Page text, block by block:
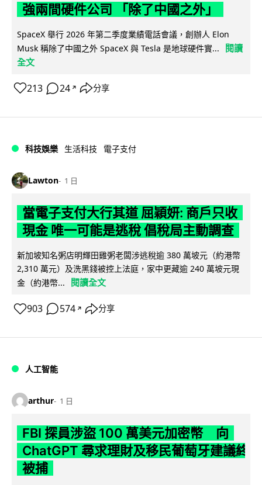
強兩間硬件公司 「除了中國之外」
SpaceX 舉行 2026 年第二季度業績電話會議，創辦人 Elon
Musk 稱除了中國之外 SpaceX 與 Tesla 是地球硬件實...
閱讀
全文
213 24 ↗ 分享
科技娛樂 生活科技 電子支付
Lawton 1 日
當電子支付大行其道 屈穎妍: 商戶只收
現金 唯一可能是逃稅 倡稅局主動調查
新加坡知名粥店明輝田雞粥老闆涉逃稅逾 380 萬坡元（約港幣
2,310 萬元）及洗黑錢被控上法庭，家中更藏逾 240 萬坡元現
金（約港幣...
閱讀全文
903 574 ↗ 分享
人工智能
arthur 1 日
FBI 探員涉盜 100 萬美元加密幣 向
ChatGPT 尋求理財及移民葡萄牙建議終
被捕